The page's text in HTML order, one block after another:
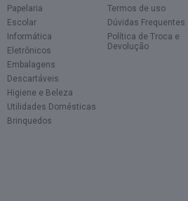
Papelaria
Escolar
Informática
Eletrônicos
Embalagens
Descartáveis
Higiene e Beleza
Utilidades Domésticas
Brinquedos
Termos de uso
Dúvidas Frequentes
Política de Troca e
Devolução